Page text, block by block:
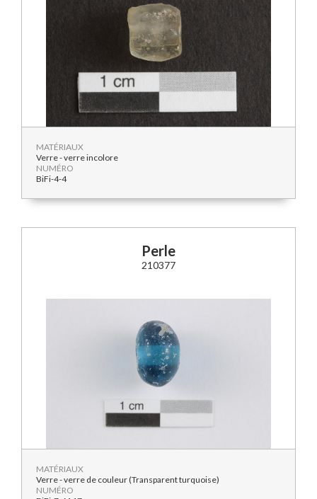
MATÉRIAUX
Verre - verre incolore
NUMÉRO
BiFi-4-4
Perle
210377
MATÉRIAUX
Verre - verre de couleur (Transparent turquoise)
NUMÉRO